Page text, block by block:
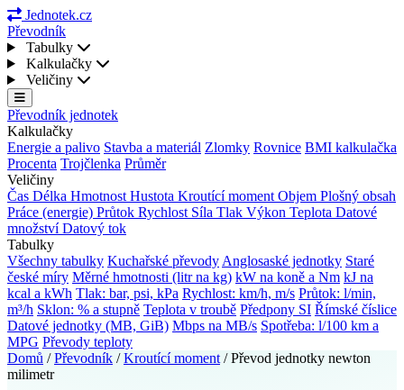
Jednotek.cz
Převodník
Tabulky
Kalkulačky
Veličiny
Převodník jednotek
Kalkulačky
Energie a palivo Stavba a materiál Zlomky Rovnice BMI kalkulačka
Procenta Trojčlenka Průměr
Veličiny
Čas Délka Hmotnost Hustota Kroutící moment Objem Plošný obsah
Práce (energie) Průtok Rychlost Síla Tlak Výkon Teplota Datové
množstvíDatový tok
Tabulky
Všechny tabulky Kuchařské převody Anglosaské jednotky Staré
české míry Měrné hmotnosti (litr na kg) kW na koně a Nm kJ na
kcal a kWh Tlak: bar, psi, kPa Rychlost: km/h, m/s Průtok: l/min,
m³/h Sklon: % a stupně Teplota v troubě Předpony SI Římské číslice
Datové jednotky (MB, GiB) Mbps na MB/s Spotřeba: l/100 km a
MPG Převody teploty
Domů / Převodník / Kroutící moment / Převod jednotky newton
milimetr